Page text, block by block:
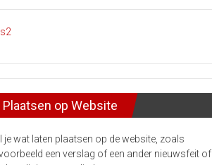
Plaatsen op Website
je wat laten plaatsen op de website, zoals
een verslag of een ander nieuwsfeit of